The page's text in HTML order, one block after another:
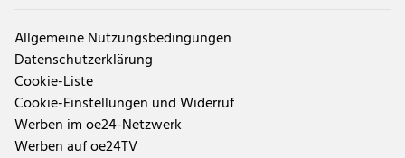
Allgemeine Nutzungsbedingungen
Datenschutzerklärung
Cookie-Liste
Cookie-Einstellungen und Widerruf
Werben im oe24-Netzwerk
Werben auf oe24TV